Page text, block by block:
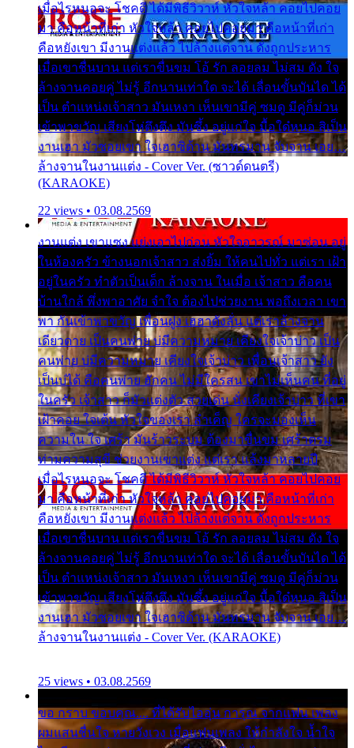
เมื่อไรหนอจะ โชคดี ได้มีพิธีวิวาห์ หัวใจหล้า คอยไปคอย
มา คือหน้าที่เก่า หัวใจหล้า คอยไปคอยมา คือหน้าที่เก่า
คือหยังเขา มีงานแต่งแล้ว ไปล้างแต่จาน ดั่งถูกประหาร
เมื่อเขาชื่นบาน แต่เราขื่นขม โอ้ รัก ลอยลม ไม่สม ดัง ใจ
ล้างจานคอยคู่ ไม่รู้ อีกนานเท่าใด จะได้ เลื่อนขั้นบันได ได้
เป็น ตำแหน่งเจ้าสาว มันเหงา เห็นเขามีคู่ ซมดู มีคู่ก็ม่วน
เข้าพาขวัญ เสียงโห่ตึงตึง มันซึ้ง อยู่แก่ใจ มื้อใด๋หนอ สิเป็น
งานเฮา มัวซอยเขา ใจเฮาซิด้าน มันทรมาน จับจาน เอย…
ล้างจานในงานแต่ง - Cover Ver. (ซาวด์ดนตรี)
(KARAOKE)
22 views • 03.08.2569
งานแต่ง เขาแซง แย่งเอาไปก่อน หัวใจอาวรณ์ มาซ่อน อยู่
ในห้องครัว ข้างนอกเจ้าสาว ส่งยิ้ม ให้คนไปทั่ว แต่เรา เฝ้า
อยู่ในครัว ทำตัวเป็นเด็ก ล้างจาน ในเมื่อ เจ้าสาว คือคน
บ้านใกล้ พึ่งพาอาศัย จำใจ ต้องไปช่วยงาน พอถึงเวลา เขา
พา กันเข้าพาขวัญ เพื่อนฝูง เฮฮาดังลั่น แต่เราล้างจาน
เดียวดาย เป็นคนพ่าย บ่มีความหมาย เคียงใจเจ้าบ่าว เป็น
คนพ่าย บ่มีความหมาย เคียงใจเจ้าบ่าว เพื่อนเจ้าสาว ยัง
เป็นบ่ได้ คือคนพ่าย ฮักคน ไม่มีใครสน เขาไม่เห็นคน ที่อยู่
ในครัว เจ้าสาว ก็มัวแต่งตัว สวยเด่น นั่งเคียงเจ้าบ่าว ที่เขา
เฝ้าคอย ใจเต้น หัวใจของเรา ลำเค็ญ ใครจะมองเห็น
ความใน ใจ เศร้า มันร้าวระบม ต้องมาขื่นขม เศร้าตรม
ท่ามความสุขี ช่วยงานเขาแต่ง แต่เรา แล้งมาหลายปี
เมื่อไรหนอจะ โชคดี ได้มีพิธีวิวาห์ หัวใจหล้า คอยไปคอย
มา คือหน้าที่เก่า หัวใจหล้า คอยไปคอยมา คือหน้าที่เก่า
คือหยังเขา มีงานแต่งแล้ว ไปล้างแต่จาน ดั่งถูกประหาร
เมื่อเขาชื่นบาน แต่เราขื่นขม โอ้ รัก ลอยลม ไม่สม ดัง ใจ
ล้างจานคอยคู่ ไม่รู้ อีกนานเท่าใด จะได้ เลื่อนขั้นบันได ได้
เป็น ตำแหน่งเจ้าสาว มันเหงา เห็นเขามีคู่ ซมดู มีคู่ก็ม่วน
เข้าพาขวัญ เสียงโห่ตึงตึง มันซึ้ง อยู่แก่ใจ มื้อใด๋หนอ สิเป็น
งานเฮา มัวซอยเขา ใจเฮาซิด้าน มันทรมาน จับจาน เอย…
ล้างจานในงานแต่ง - Cover Ver. (KARAOKE)
25 views • 03.08.2569
ขอ กราบ ขอบคุณ.... ที่ได้รับไออุ่น การุณ จากแฟน เพลง
ผมแสนชื่นใจ หายวังเวง เมื่อแฟนเพลง ให้กำลังใจ น้ำใจ